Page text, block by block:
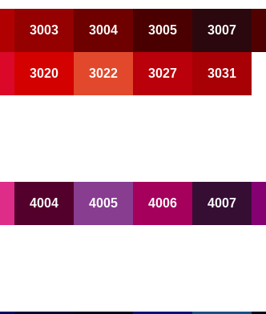
3003 3004 3005 3007
3020 3022 3027 3031
4004 4005 4006 4007